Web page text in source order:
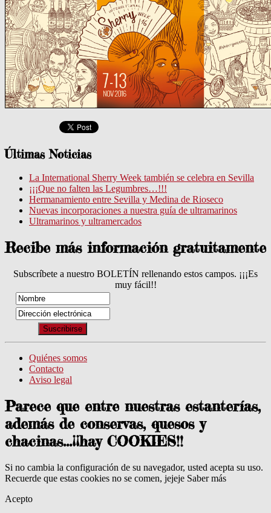
Últimas Noticias
La International Sherry Week también se celebra en Sevilla
¡¡¡Que no falten las Legumbres…!!!
Hermanamiento entre Sevilla y Medina de Rioseco
Nuevas incorporaciones a nuestra guía de ultramarinos
Ultramarinos y ultramercados
Recibe más información gratuitamente
Subscríbete a nuestro BOLETÍN rellenando estos campos. ¡¡¡Es
muy fácil!!
Quiénes somos
Contacto
Aviso legal
Parece que entre nuestras estanterías,
además de conservas, quesos y
chacinas...¡¡hay COOKIES!!
Si no cambia la configuración de su navegador, usted acepta su uso.
Recuerde que estas cookies no se comen, jejeje Saber más
Acepto